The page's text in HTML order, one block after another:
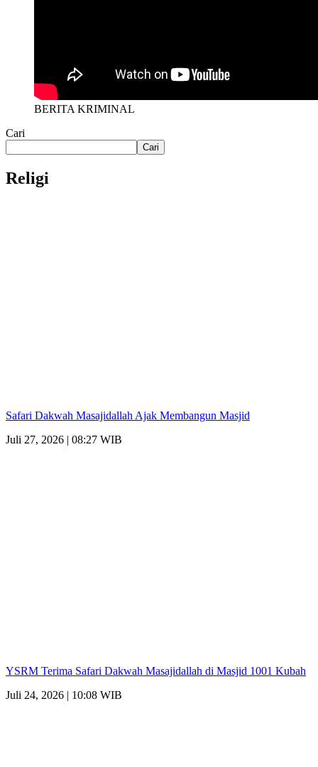
BERITA KRIMINAL
Cari
Cari
Religi
Safari Dakwah Masajidallah Ajak Membangun Masjid
Juli 27, 2026 | 08:27 WIB
YSRM Terima Safari Dakwah Masajidallah di Masjid 1001 Kubah
Juli 24, 2026 | 10:08 WIB